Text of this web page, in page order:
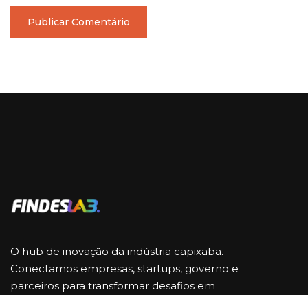
O hub de inovação da indústria capixaba.
Conectamos empresas, startups, governo e
parceiros para transformar desafios em